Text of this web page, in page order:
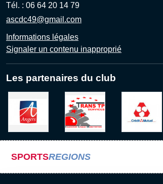
Tél. : 06 64 20 14 79
ascdc49@gmail.com
Informations légales
Signaler un contenu inapproprié
Les partenaires du club
SPORTSREGIONS